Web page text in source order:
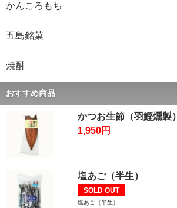
かんころもち
五島銘菓
焼酎
おすすめ商品
かつお生節（羽鰹燻製）
1,950円
塩あご（半生）
SOLD OUT
塩あご（半生）